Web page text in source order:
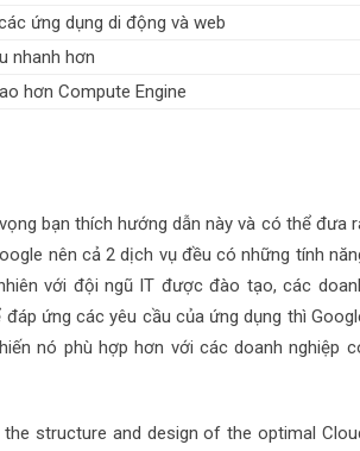
ứng dụng di động và web
nhanh hơn
hơn Compute Engine
bạn thích hướng dẫn này và có thể đưa
nên cả 2 dịch vụ đều có những tính
với đội ngũ IT được đào tạo, các
ứng các yêu cầu của ứng dụng thì
nó phù hợp hơn với các doanh nghiệp
structure and design of the optimal